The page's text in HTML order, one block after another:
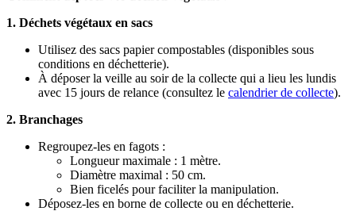
1. Déchets végétaux en sacs
Utilisez des sacs papier compostables (disponibles sous
conditions en déchetterie).
À déposer la veille au soir de la collecte qui a lieu les lundis
avec 15 jours de relance (consultez le calendrier de collecte).
2. Branchages
Regroupez-les en fagots :
Longueur maximale : 1 mètre.
Diamètre maximal : 50 cm.
Bien ficelés pour faciliter la manipulation.
Déposez-les en borne de collecte ou en déchetterie.